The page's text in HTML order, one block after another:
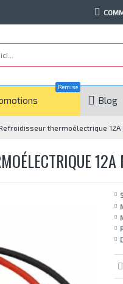
Remise
Blog
thermoélectrique
12A